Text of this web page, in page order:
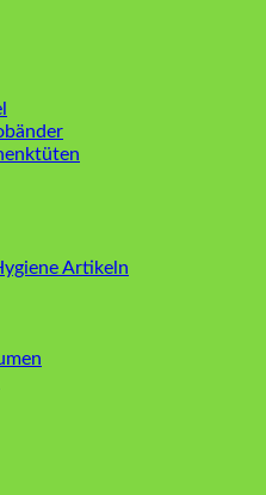
Artikeln